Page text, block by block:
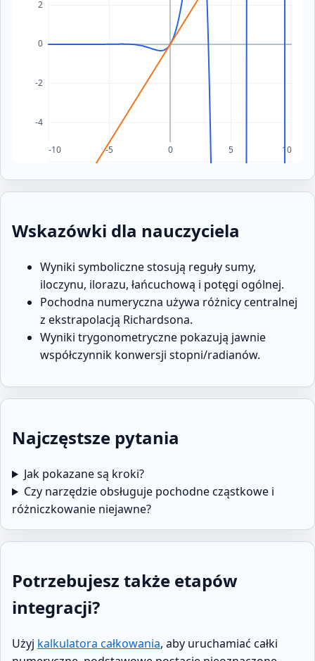
Wskazówki dla nauczyciela
Wyniki symboliczne stosują reguły sumy,
iloczynu, ilorazu, łańcuchową i potęgi ogólnej.
Pochodna numeryczna używa różnicy centralnej
z ekstrapolacją Richardsona.
Wyniki trygonometryczne pokazują jawnie
współczynnik konwersji stopni/radianów.
Najczęstsze pytania
Jak pokazane są kroki?
Czy narzędzie obsługuje pochodne cząstkowe i
różniczkowanie niejawne?
Potrzebujesz także etapów
integracji?
Użyj kalkulatora całkowania, aby uruchamiać całki